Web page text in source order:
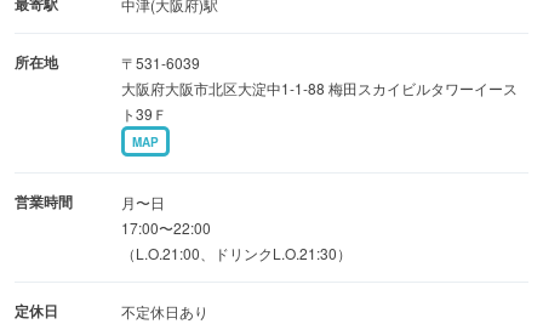
■夜景が見えるお席
大阪・神戸方面を一望できる窓際のカップルシートは4卓
ご用意しています。
【営業時間のお知らせ】
17:00〜22：00
(FOOD L.O/21:00、Bar L.O/21:30)
所在地
〒531-6039
大阪府大阪市北区大淀中1-1-88 梅田スカイビルタワーイース
ト39Ｆ
MAP
営業時間
月〜日
17:00〜22:00
（L.O.21:00、ドリンクL.O.21:30）
定休日 不定休日あり